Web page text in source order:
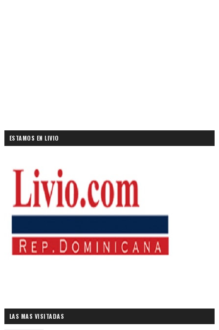
ESTAMOS EN LIVIO
LAS MAS VISITADAS